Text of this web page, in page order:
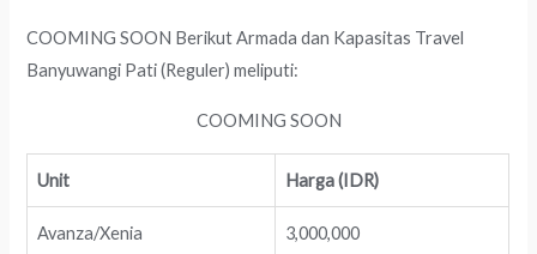
COOMING SOON Berikut Armada dan Kapasitas Travel
Banyuwangi Pati (Reguler) meliputi:
COOMING SOON
Unit Harga (IDR)
Avanza/Xenia 3,000,000